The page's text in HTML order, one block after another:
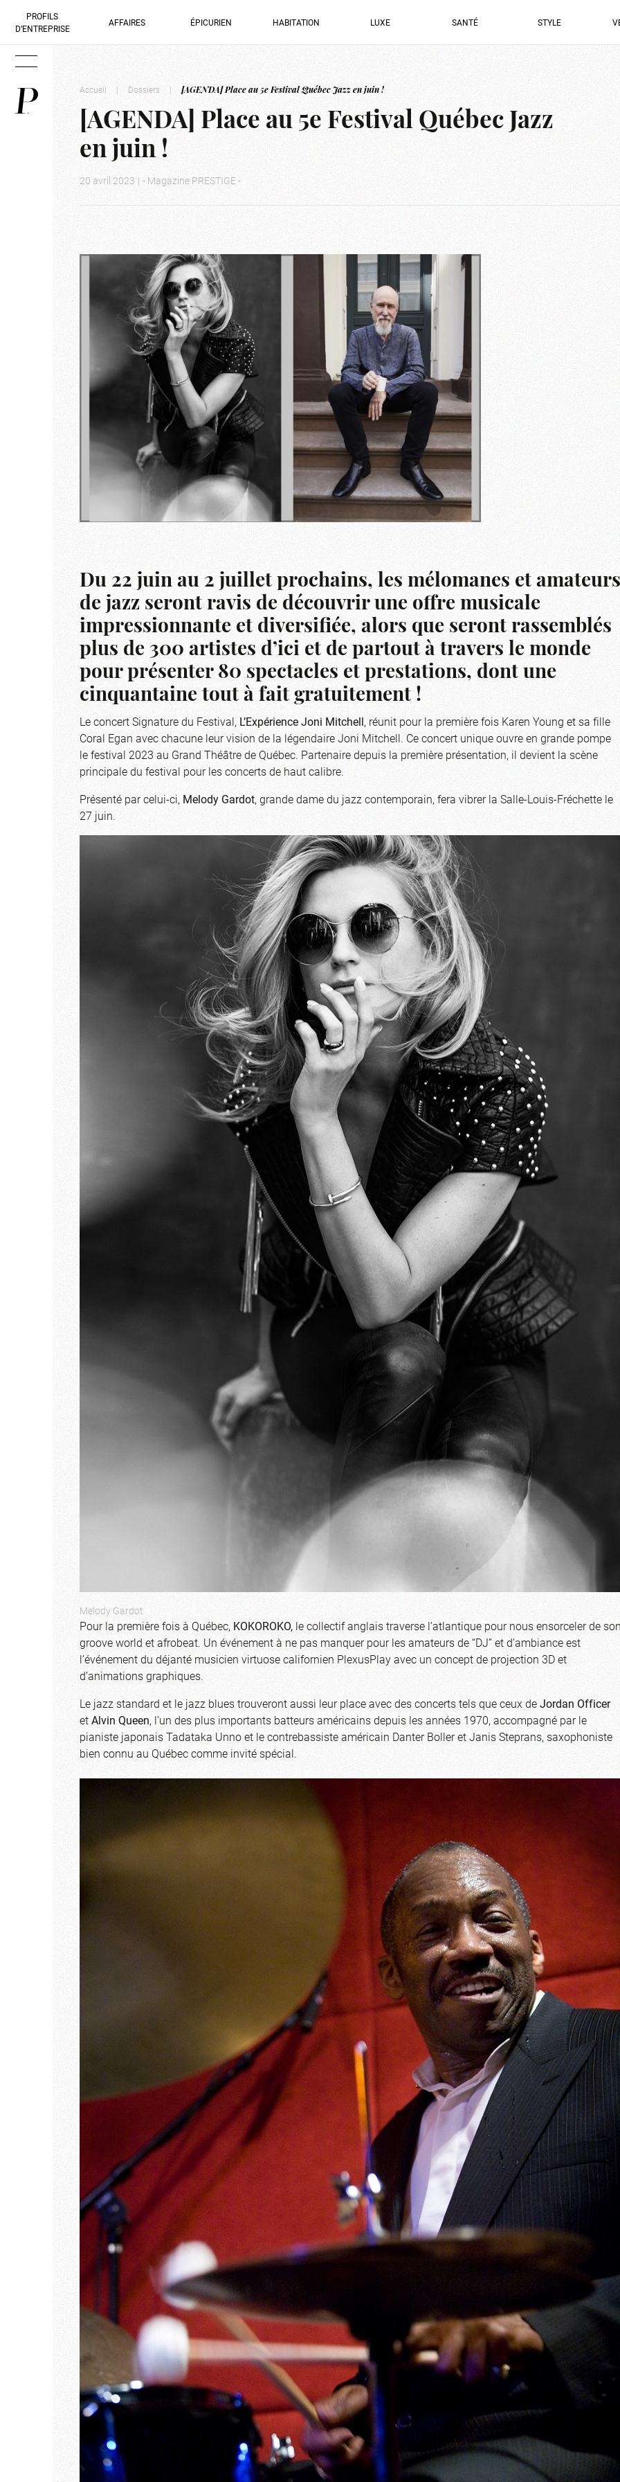
PROFILS
D’ENTREPRISE
AFFAIRES ÉPICURIEN HABITATION LUXE SANTÉ STYLE
Accueil | Dossiers | [AGENDA] Place au 5e Festival Québec Jazz en juin !
[AGENDA] Place au 5e Festival Québec Jazz
en juin !
20 avril 2023 | - Magazine PRESTIGE -
Du 22 juin au 2 juillet prochains, les mélomanes et amateurs
de jazz seront ravis de découvrir une offre musicale
impressionnante et diversifiée, alors que seront rassemblés
plus de 300 artistes d’ici et de partout à travers le monde
pour présenter 80 spectacles et prestations, dont une
cinquantaine tout à fait gratuitement !
Le concert Signature du Festival,L’Expérience Joni Mitchell, réunit pour la première fois Karen Young et sa fille
Coral Egan avec chacune leur vision de la légendaire Joni Mitchell. Ce concert unique ouvre en grande pompe
le festival 2023 au Grand Théâtre de Québec. Partenaire depuis la première présentation, il devient la scène
principale du festival pour les concerts de haut calibre.
Présenté par celui-ci,Melody Gardot, grande dame du jazz contemporain, fera vibrer la Salle-Louis-Fréchette le
27 juin.
Melody Gardot
Pour la première fois à Québec,KOKOROKO,le collectif anglais traverse l’atlantique pour nous ensorceler de
groove world et afrobeat. Un événement à ne pas manquer pour les amateurs de “DJ” et d’ambiance est
l’événement du déjanté musicien virtuose californien PlexusPlay avec un concept de projection 3D et
d’animations graphiques.
Le jazz standard et le jazz blues trouveront aussi leur place avec des concerts tels que ceux deJordan Officer
etAlvin Queen, l’un des plus importants batteurs américains depuis les années 1970, accompagné par le
pianiste japonais Tadataka Unno et le contrebassiste américain Danter Boller et Janis Steprans, saxophoniste
bien connu au Québec comme invité spécial.